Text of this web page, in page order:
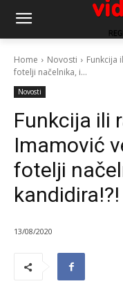
Home Novosti
Funkcija
fotelji načelnika, i...
Novosti
Funkcija ili
Imamović
fotelji
kandidira!?!
13/08/2020